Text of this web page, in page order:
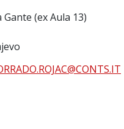
(ex Aula 13)